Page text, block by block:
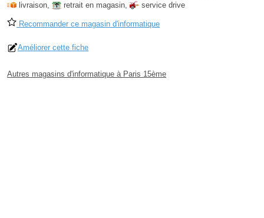
livraison, retrait en magasin, service drive
Recommander ce magasin d'informatique
Améliorer cette fiche
Autres magasins d'informatique à Paris 15ème